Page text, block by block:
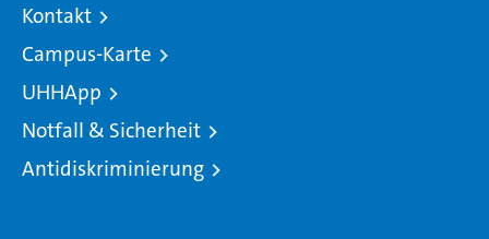
Kontakt
Campus-Karte
UHHApp
Notfall & Sicherheit
Antidiskriminierung